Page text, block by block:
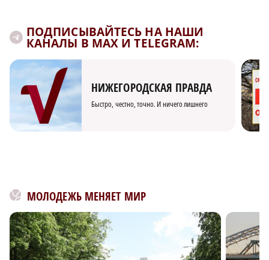
ПОДПИСЫВАЙТЕСЬ НА НАШИ
КАНАЛЫ В MAX И TELEGRAM:
НИЖЕГОРОДСКАЯ ПРАВДА
Быстро, честно, точно. И ничего лишнего
МОЛОДЕЖЬ МЕНЯЕТ МИР